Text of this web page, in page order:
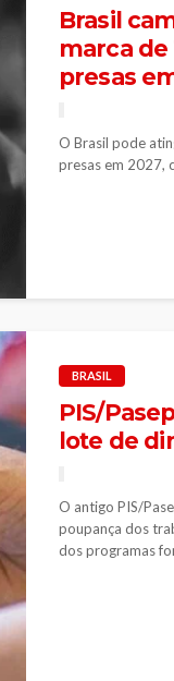
Brasil
marca de
presas
O Brasil pode
presas em 2027,
BRASIL
PIS/
lote de
O antigo PIS/
poupança dos
dos programas